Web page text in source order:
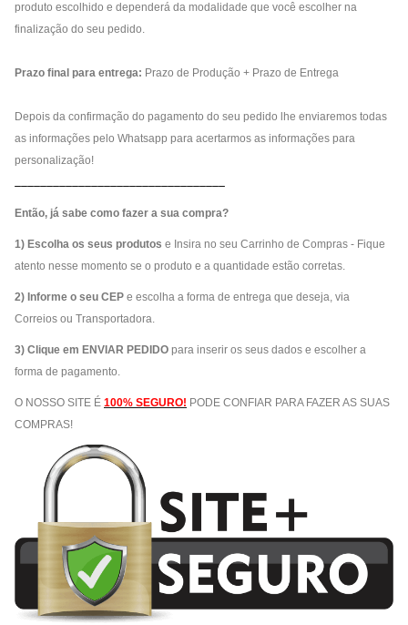
produto escolhido e dependerá da modalidade que você escolher na
finalização do seu pedido.
Prazo final para entrega: Prazo de Produção + Prazo de Entrega
Depois da confirmação do pagamento do seu pedido lhe enviaremos todas
as informações pelo Whatsapp para acertarmos as informações para
personalização!
Então, já sabe como fazer a sua compra?
1) Escolha os seus produtos e Insira no seu Carrinho de Compras - Fique
atento nesse momento se o produto e a quantidade estão corretas.
2) Informe o seu CEP e escolha a forma de entrega que deseja, via
Correios ou Transportadora.
3) Clique em ENVIAR PEDIDO para inserir os seus dados e escolher a
forma de pagamento.
O NOSSO SITE É 100% SEGURO! PODE CONFIAR PARA FAZER AS SUAS
COMPRAS!